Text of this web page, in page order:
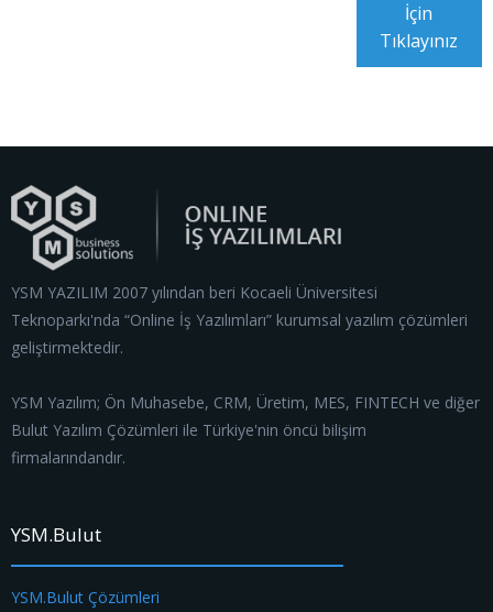
İçin
Tıklayınız
YSM YAZILIM 2007 yılından beri Kocaeli Üniversitesi
Teknoparkı'nda “Online İş Yazılımları” kurumsal yazılım çözümleri
geliştirmektedir.
YSM Yazılım; Ön Muhasebe, CRM, Üretim, MES, FINTECH ve diğer
Bulut Yazılım Çözümleri ile Türkiye'nin öncü bilişim
firmalarındandır.
YSM.Bulut
YSM.Bulut Çözümleri